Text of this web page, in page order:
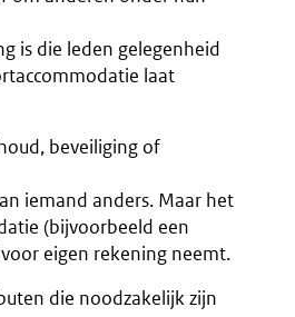
is die leden gelegenheid
laat
beveiliging of
iemand anders. Maar het
(bijvoorbeeld een
eigen rekening neemt.
die noodzakelijk zijn